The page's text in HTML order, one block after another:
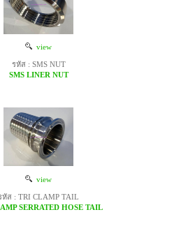
view
รหัส : SMS NUT
SMS LINER NUT
view
หัส : TRI CLAMP TAIL
SERRATED HOSE TAIL